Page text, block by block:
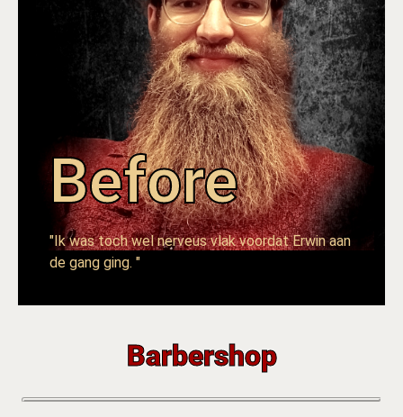
Before
"Ik was toch wel nerveus vlak voordat Erwin aan
de gang ging. "
Barbershop